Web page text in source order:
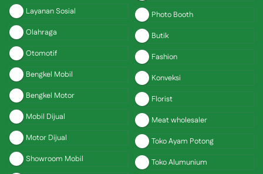
Layanan Sosial
Olahraga
Otomotif
Bengkel Mobil
Bengkel Motor
Mobil Dijual
Motor Dijual
Showroom Mobil
Photo Booth
Butik
Fashion
Konveksi
Florist
Meat wholesaler
Toko Ayam Potong
Toko Alumunium